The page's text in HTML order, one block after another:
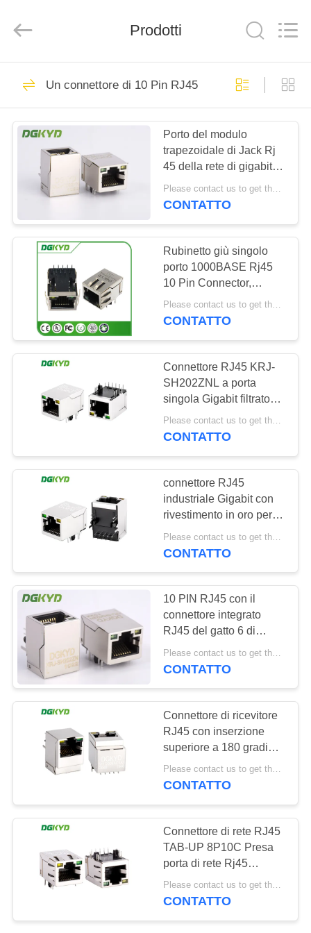
CASA
PRODOTTI
MOSTRA
CIRCA
GIRO
DELLA
FABBRICA
CONTROLLO
QUALITÀ
CONTATTICI
RICHIEDA
UNA
SITEMAP
NORME
SULLA
PRIVACY
Technology
Co.,ltd.
connettore di
Ethernet rj45
connettore
schermato rj45
67
Connettori multipli
del porto RJ45
101
Singolo porto RJ45
127
connettore di cat6
rj45
presa rj11
46
Prodotti
Un connettore di 10 Pin RJ45
Porto del modulo
trapezoidale di Jack Rj
45 della rete di gigabit di
KRJ-H009GYNL singolo
con il LED
Please contact us to get the latest price. MOQ:1 pezzo
CONTATTO
Rubinetto giù singolo
porto 1000BASE Rj45
10 Pin Connector,
connettore modulare
Rj45 con principale
Please contact us to get the latest price. MOQ:1 pezzo
CONTATTO
Connettore RJ45 KRJ-
SH202ZNL a porta
singola Gigabit filtrato
con indicatore LED e
schermatura per porta
Please contact us to get the latest price. MOQ:1 pezzo
CONTATTO
connettore RJ45
industriale Gigabit con
rivestimento in oro per
l'interfaccia di rete
Ethernet
CONTATTO
10 PIN RJ45 con il
connettore integrato
RJ45 del gatto 6 di
gigabit di magnetica
Please contact us to get the latest price. MOQ:1 pezzo
CONTATTO
Connettore di ricevitore
RJ45 con inserzione
superiore a 180 gradi
per IoT
Please contact us to get the latest price. MOQ:1 pezzo
CONTATTO
Connettore di rete RJ45
TAB-UP 8P10C Presa
porta di rete Rj45
Connettore 1000 BASE
DGKYD211Q047FD1A4D
Please contact us to get the latest price. MOQ:1 pezzo
CONTATTO